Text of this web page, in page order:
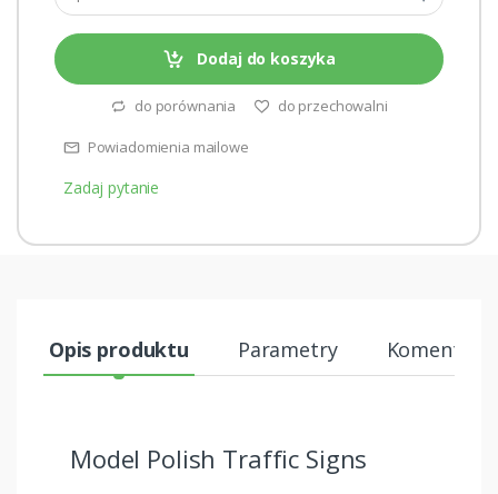
Dodaj do koszyka
do porównania do przechowalni
Powiadomienia mailowe
Zadaj pytanie
Opis produktu Parametry
Model Polish Traffic Signs